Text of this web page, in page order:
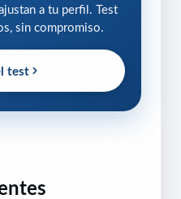
a tu perfil. Test
sin compromiso.
test